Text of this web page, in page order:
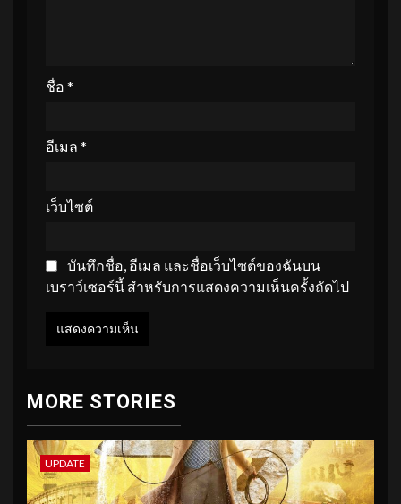
ชื่อ *
อีเมล *
เว็บไซต์
บันทึกชื่อ, อีเมล และชื่อเว็บไซต์ของฉันบน
เบราว์เซอร์นี้ สำหรับการแสดงความเห็นครั้งถัดไป
MORE STORIES
UPDATE